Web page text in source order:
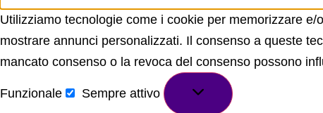
Utilizziamo tecnologie come i cookie per memorizzare
mostrare annunci personalizzati. Il consenso a queste
mancato consenso o la revoca del consenso possono
Funzionale Sempre attivo